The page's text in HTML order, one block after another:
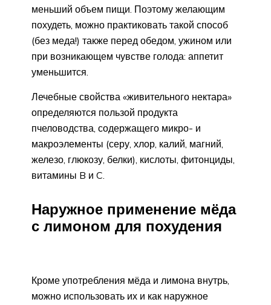
меньший объем пищи. Поэтому желающим
похудеть, можно практиковать такой способ
(без меда!) также перед обедом, ужином или
при возникающем чувстве голода: аппетит
уменьшится.
Лечебные свойства «живительного нектара»
определяются пользой продукта
пчеловодства, содержащего микро- и
макроэлементы (серу, хлор, калий, магний,
железо, глюкозу, белки), кислоты, фитонциды,
витамины B и C.
Наружное применение мёда
с лимоном для похудения
Кроме употребления мёда и лимона внутрь,
можно использовать их и как наружное